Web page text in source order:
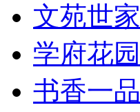
文苑世家
学府花园
书香一品